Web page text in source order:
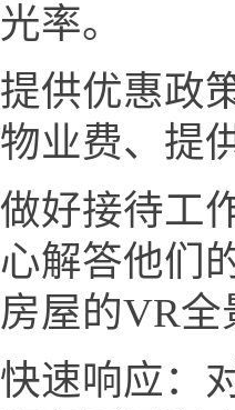
光率。
提供优惠政
物业费、提
做好接待工
心解答他们
房屋的VR
快速响应：